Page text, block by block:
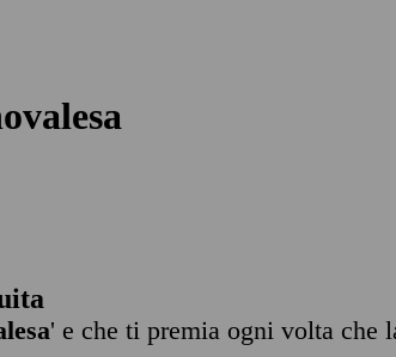
' e che ti premia ogni volta che